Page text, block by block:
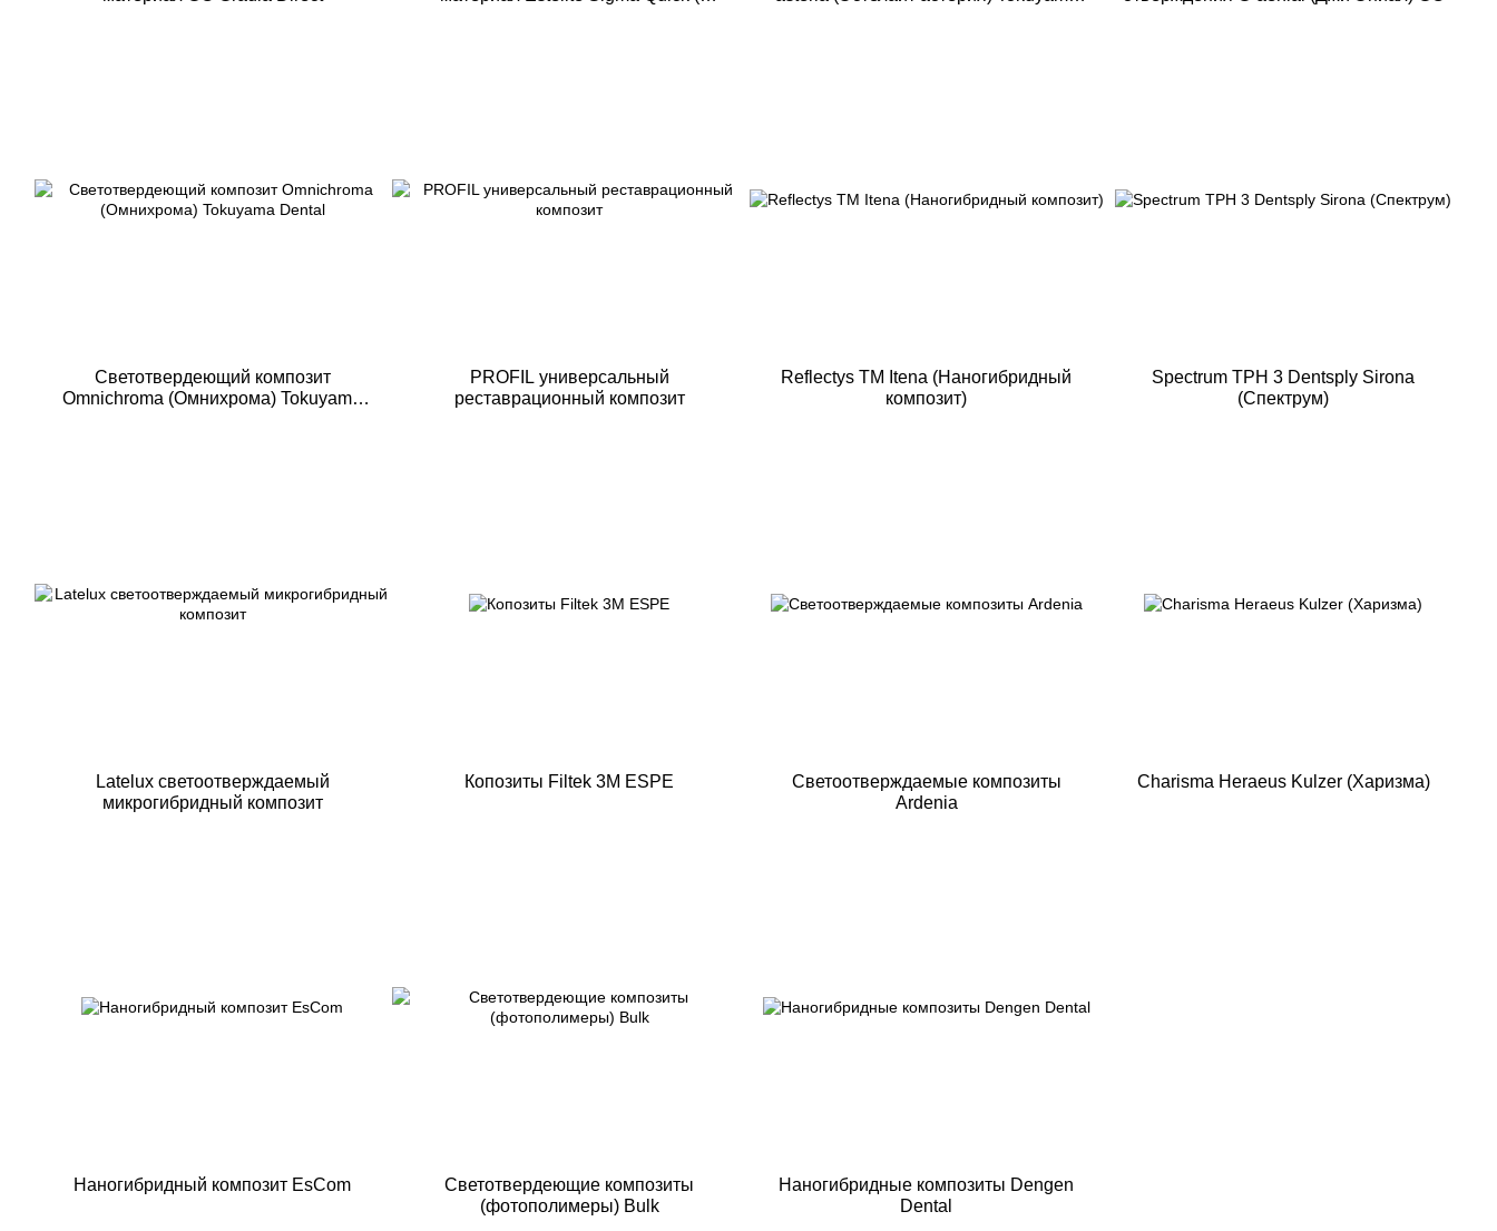
Светотвердеющий композит
Omnichroma (Омнихрома) Tokuyama
PROFIL универсальный
реставрационный композит
Reflectys TM Itena (Наногибридный
композит)
Spectrum TPH 3 Dentsply Sirona
(Спектрум)
Latelux светоотверждаемый
микрогибридный композит
Копозиты Filtek 3M ESPE
Светоотверждаемые композиты
Ardenia
Charisma Heraeus Kulzer (Харизма)
Наногибридный композит EsCom
Светотвердеющие композиты
(фотополимеры) Bulk
Наногибридные композиты Dengen
Dental